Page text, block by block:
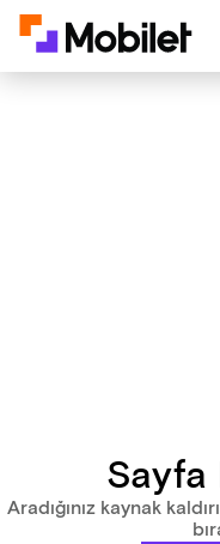
Sayfa
Aradığınız kaynak